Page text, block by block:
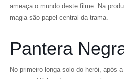
ameaça o mundo deste filme. Na
magia são papel central da trama.
Pantera
No primeiro longa solo do herói, após